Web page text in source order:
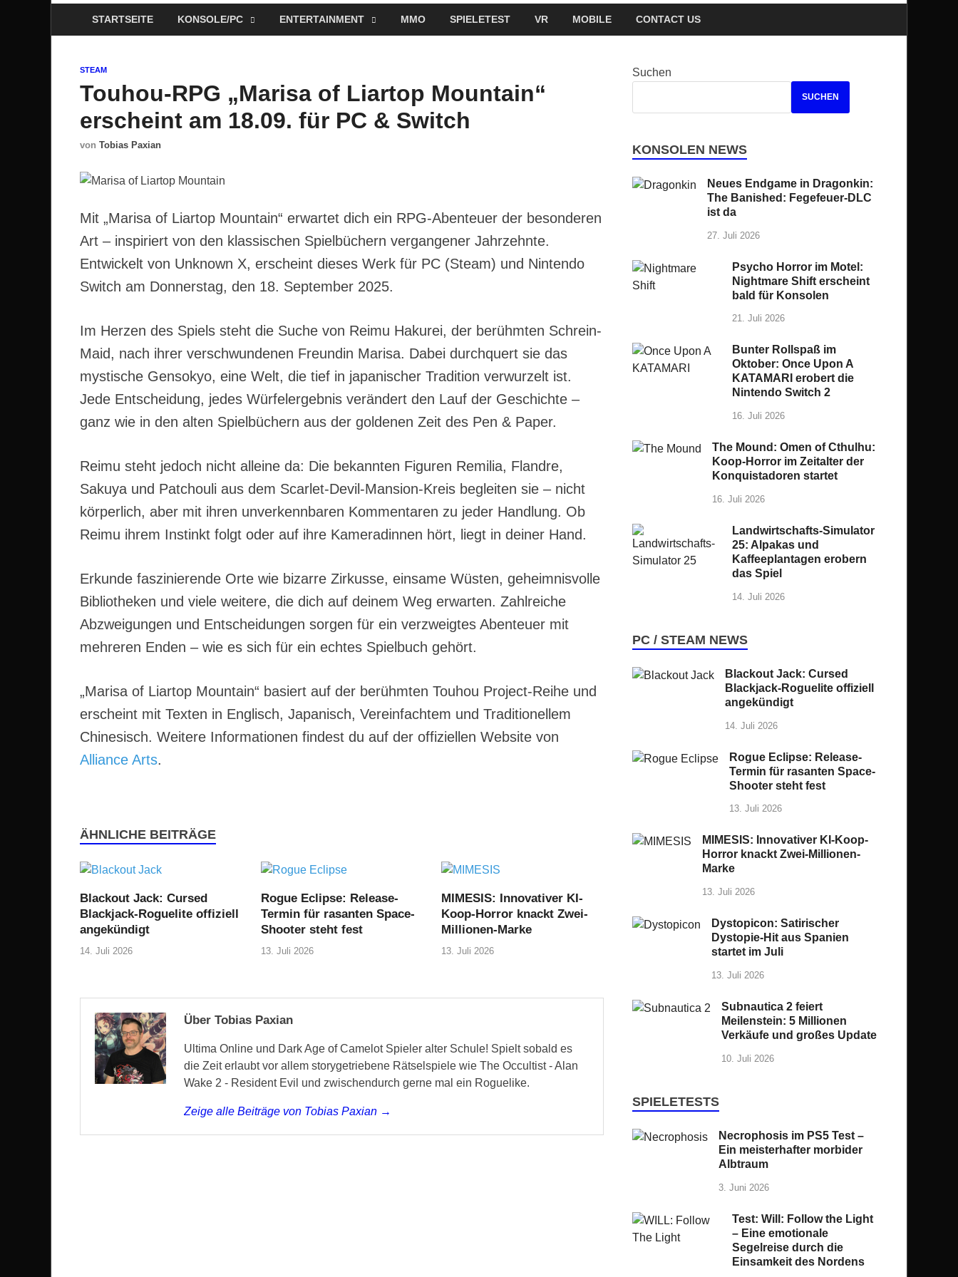
STARTSEITE KONSOLE/PC ENTERTAINMENT MMO SPIELETEST VR MOBILE CONTACT US
STEAM
Touhou-RPG „Marisa of Liartop Mountain“
erscheint am 18.09. für PC & Switch
von Tobias Paxian
Mit „Marisa of Liartop Mountain“ erwartet dich ein RPG-Abenteuer der besonderen
Art – inspiriert von den klassischen Spielbüchern vergangener Jahrzehnte.
Entwickelt von Unknown X, erscheint dieses Werk für PC (Steam) und Nintendo
Switch am Donnerstag, den 18. September 2025.
Im Herzen des Spiels steht die Suche von Reimu Hakurei, der berühmten Schrein-
Maid, nach ihrer verschwundenen Freundin Marisa. Dabei durchquert sie das
mystische Gensokyo, eine Welt, die tief in japanischer Tradition verwurzelt ist.
Jede Entscheidung, jedes Würfelergebnis verändert den Lauf der Geschichte –
ganz wie in den alten Spielbüchern aus der goldenen Zeit des Pen & Paper.
Reimu steht jedoch nicht alleine da: Die bekannten Figuren Remilia, Flandre,
Sakuya und Patchouli aus dem Scarlet-Devil-Mansion-Kreis begleiten sie – nicht
körperlich, aber mit ihren unverkennbaren Kommentaren zu jeder Handlung. Ob
Reimu ihrem Instinkt folgt oder auf ihre Kameradinnen hört, liegt in deiner Hand.
Erkunde faszinierende Orte wie bizarre Zirkusse, einsame Wüsten, geheimnisvolle
Bibliotheken und viele weitere, die dich auf deinem Weg erwarten. Zahlreiche
Abzweigungen und Entscheidungen sorgen für ein verzweigtes Abenteuer mit
mehreren Enden – wie es sich für ein echtes Spielbuch gehört.
„Marisa of Liartop Mountain“ basiert auf der berühmten Touhou Project-Reihe und
erscheint mit Texten in Englisch, Japanisch, Vereinfachtem und Traditionellem
Chinesisch. Weitere Informationen findest du auf der offiziellen Website von
Alliance Arts.
ÄHNLICHE BEITRÄGE
Blackout Jack: Cursed
Blackjack-Roguelite offiziell
angekündigt
14. Juli 2026
Rogue Eclipse: Release-
Termin für rasanten Space-
Shooter steht fest
13. Juli 2026
MIMESIS: Innovativer KI-
Koop-Horror knackt Zwei-
Millionen-Marke
13. Juli 2026
Über Tobias Paxian
Ultima Online und Dark Age of Camelot Spieler alter Schule! Spielt sobald es
die Zeit erlaubt vor allem storygetriebene Rätselspiele wie The Occultist - Alan
Wake 2 - Resident Evil und zwischendurch gerne mal ein Roguelike.
Zeige alle Beiträge von Tobias Paxian →
Suchen
SUCHEN
KONSOLEN NEWS
Neues Endgame in Dragonkin:
The Banished: Fegefeuer-DLC
ist da
27. Juli 2026
Psycho Horror im Motel:
Nightmare Shift erscheint
bald für Konsolen
21. Juli 2026
Bunter Rollspaß im
Oktober: Once Upon A
KATAMARI erobert die
Nintendo Switch 2
16. Juli 2026
The Mound: Omen of Cthulhu:
Koop-Horror im Zeitalter der
Konquistadoren startet
16. Juli 2026
Landwirtschafts-Simulator
25: Alpakas und
Kaffeeplantagen erobern
das Spiel
14. Juli 2026
PC / STEAM NEWS
Blackout Jack: Cursed
Blackjack-Roguelite offiziell
angekündigt
14. Juli 2026
Rogue Eclipse: Release-
Termin für rasanten Space-
Shooter steht fest
13. Juli 2026
MIMESIS: Innovativer KI-Koop-
Horror knackt Zwei-Millionen-
Marke
13. Juli 2026
Dystopicon: Satirischer
Dystopie-Hit aus Spanien
startet im Juli
13. Juli 2026
Subnautica 2 feiert
Meilenstein: 5 Millionen
Verkäufe und großes Update
10. Juli 2026
SPIELETESTS
Necrophosis im PS5 Test –
Ein meisterhafter morbider
Albtraum
3. Juni 2026
Test: Will: Follow the Light
– Eine emotionale
Segelreise durch die
Einsamkeit des Nordens